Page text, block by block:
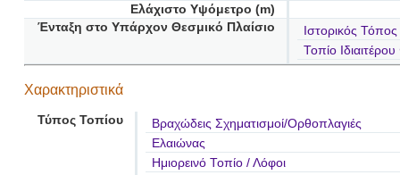
Ελάχιστο Υψόμετρο (m)
Ένταξη στο Υπάρχον Θεσμικό Πλαίσιο
Ιστορικός Τόπος
Τοπίο
Χαρακτηριστικά
Τύπος Τοπίου
Βραχώδεις Σχηματισμοί/Ορθοπλαγιές
Ελαιώνας
Ημιορεινό Τοπίο / Λόφοι